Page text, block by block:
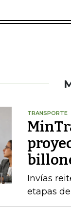
TRANSPORTE
Invías
etapas